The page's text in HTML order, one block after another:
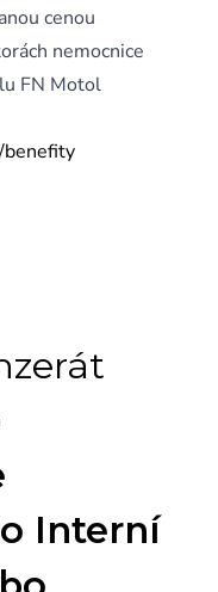
cenou
nemocnice
FN Motol